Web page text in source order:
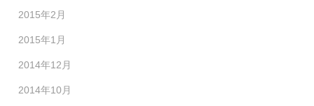
2015年2月
2015年1月
2014年12月
2014年10月